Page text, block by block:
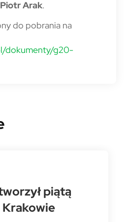
Piotr Arak.
do pobrania na
dokumenty/g20-
piątą